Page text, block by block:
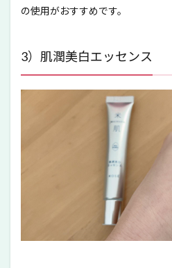
の使用がおすすめです。
3）肌潤美白エッセンス